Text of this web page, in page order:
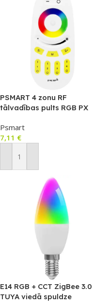
PSMART 4 zonu RF
tālvadības pults RGB PX
(balta, 2.4GHz)
Psmart
7,11 €
Pievienot Grozam
E14 RGB + CCT ZigBee 3.0
TUYA viedā spuldze